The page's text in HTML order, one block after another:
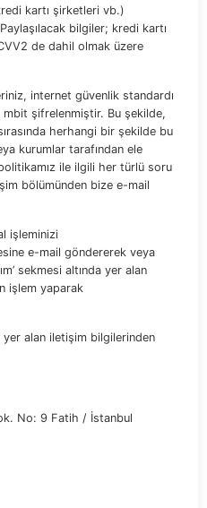
kartı şirketleri vb.)
bilgiler; kredi kartı
de dahil olmak üzere
internet güvenlik standardı
şifrelenmiştir. Bu şekilde,
herhangi bir şekilde bu
kurumlar tarafından ele
ile ilgili her türlü soru
bölümünden bize e-mail
işleminizi
e-mail göndererek veya
sekmesi altında yer alan
işlem yaparak
yer alan iletişim bilgilerinden
No: 9 Fatih / İstanbul